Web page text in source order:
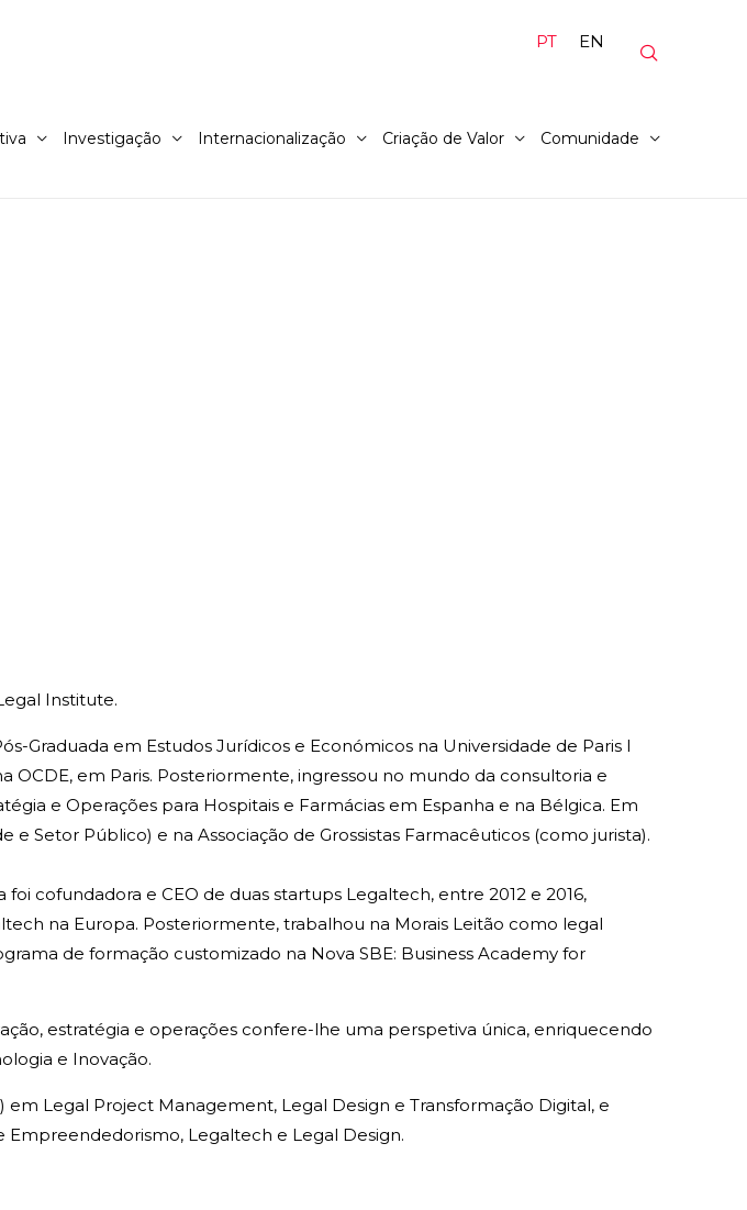
PT EN
Investigação Internacionalização Criação de Valor Comunidade
Institute.
Graduada em Estudos Jurídicos e Económicos na Universidade de Paris I
em Paris. Posteriormente, ingressou no mundo da consultoria e
e Operações para Hospitais e Farmácias em Espanha e na Bélgica. Em
Setor Público) e na Associação de Grossistas Farmacêuticos (como jurista).
cofundadora e CEO de duas startups Legaltech, entre 2012 e 2016,
na Europa. Posteriormente, trabalhou na Morais Leitão como legal
de formação customizado na Nova SBE: Business Academy for
estratégia e operações confere-lhe uma perspetiva única, enriquecendo
e Inovação.
Legal Project Management, Legal Design e Transformação Digital, e
Empreendedorismo, Legaltech e Legal Design.